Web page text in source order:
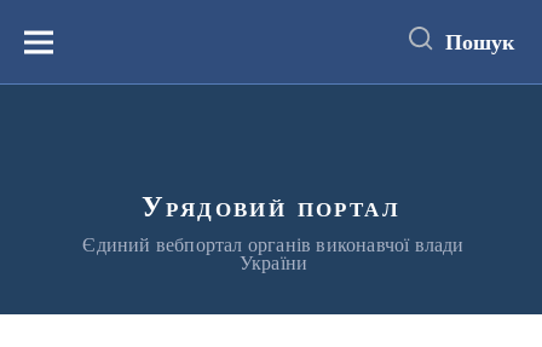
вмістуМеню Пошук
Урядовий портал
Єдиний вебпортал органів виконавчої влади
України